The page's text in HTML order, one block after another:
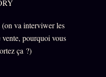
(on va interviwer les
vente, pourquoi vous
ça ?)